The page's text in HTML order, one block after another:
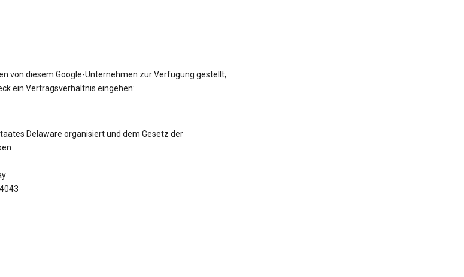
von diesem Google-Unternehmen zur Verfügung gestellt,
ein Vertragsverhältnis eingehen:
Delaware organisiert und dem Gesetz der